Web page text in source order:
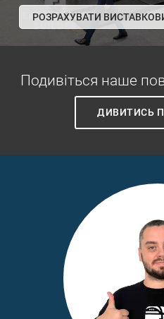
РОЗРАХУВАТИ
Подивіться наше
ДИВИТИСЬ